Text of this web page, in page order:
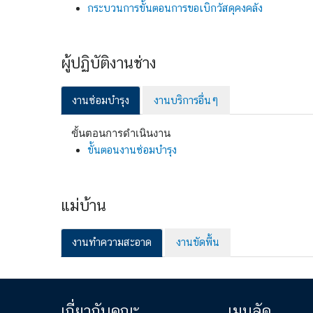
กระบวนการขั้นตอนการขอเบิกวัสดุคงคลัง
ผู้ปฏิบัติงานช่าง
งานซ่อมบำรุง งานบริการอื่นๆ
ขั้นตอนการดำเนินงาน
ขั้นตอนงานซ่อมบำรุง
แม่บ้าน
งานทำความสะอาด งานขัดพื้น